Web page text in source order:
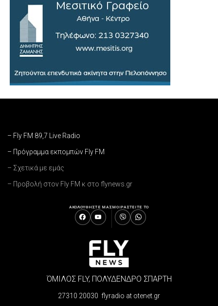
– Fly FM 89,7 Live Radio
– Πρόγραμμα εκπομπών Fly FM
– Σχετικά με εμάς
– Προβολή στον Fly FM κ στο flynews.gr
ΑΚΟΛΟΥΘΗΣΤΕ ΜΑΣΜΟΙΡΑΣΤΕΙΤΕ ΤΟ
ΌΜΙΛΟΣ FLY, ΠΟΛΥΔΕΝΔΡΟ ΣΠΑΡΤΗ
27310 20030 flyradio at otenet.gr